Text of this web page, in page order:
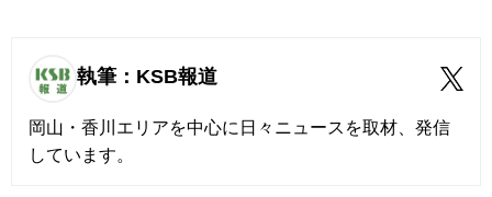
執筆：KSB報道
岡山・香川エリアを中心に日々ニュースを取材、発信
しています。